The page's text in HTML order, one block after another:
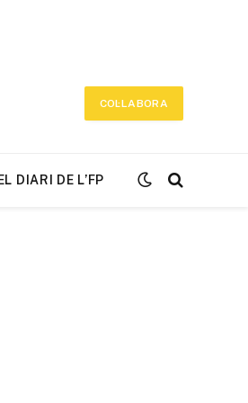
COL·LABORA
EL DIARI DE L’FP